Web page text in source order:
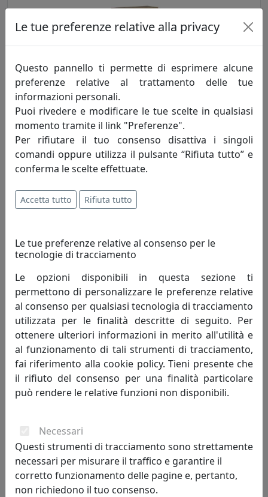
CONSOLLE ALLUNGABILE 90-196 SPIMBO QUERCIA
NATURA
Itamoby
614,00 €
CONSOLLE ALLUNGABILE 90-300 SPIMBO BIANCO
FRASSINO
Itamoby
682,00 € 600,16 €
sconto
12%
Le tue preferenze relative alla privacy
Questo pannello ti permette di esprimere alcune
preferenze relative al trattamento delle tue
informazioni personali.
Puoi rivedere e modificare le tue scelte in qualsiasi
momento tramite il link "Preferenze".
Per rifiutare il tuo consenso disattiva i singoli
comandi oppure utilizza il pulsante “Rifiuta tutto” e
conferma le scelte effettuate.
Accetta tutto Rifiuta tutto
Le tue preferenze relative al consenso per le
tecnologie di tracciamento
Le opzioni disponibili in questa sezione ti
permettono di personalizzare le preferenze relative
al consenso per qualsiasi tecnologia di tracciamento
utilizzata per le finalità descritte di seguito. Per
ottenere ulteriori informazioni in merito all'utilità e
al funzionamento di tali strumenti di tracciamento,
fai riferimento alla cookie policy. Tieni presente che
il rifiuto del consenso per una finalità particolare
può rendere le relative funzioni non disponibili.
Necessari
Questi strumenti di tracciamento sono strettamente
necessari per misurare il traffico e garantire il
corretto funzionamento delle pagine e, pertanto,
non richiedono il tuo consenso.